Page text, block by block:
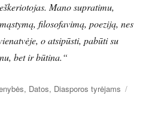
Mano supratimu,
filosofavimą, poeziją, nes
o atsipūsti, pabūti su
bet ir būtina.“
, Datos, Diasporos tyrėjams